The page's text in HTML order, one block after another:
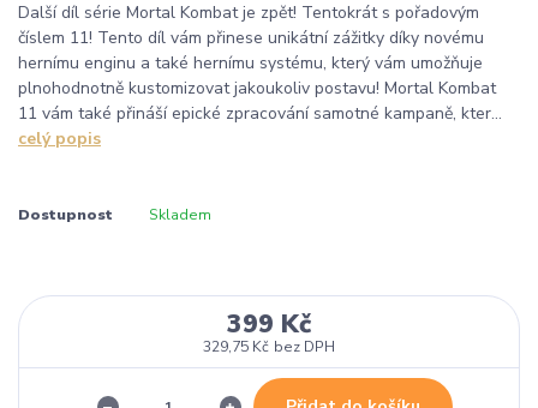
Další díl série Mortal Kombat je zpět! Tentokrát s pořadovým
číslem 11! Tento díl vám přinese unikátní zážitky díky novému
hernímu enginu a také hernímu systému, který vám umožňuje
plnohodnotně kustomizovat jakoukoliv postavu! Mortal Kombat
11 vám také přináší epické zpracování samotné kampaně, kter...
celý popis
Dostupnost Skladem
399 Kč
329,75 Kč bez DPH